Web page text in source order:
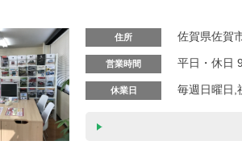
住所 佐賀県佐賀
営業時間 平日・休日
休業日 毎週日曜日,